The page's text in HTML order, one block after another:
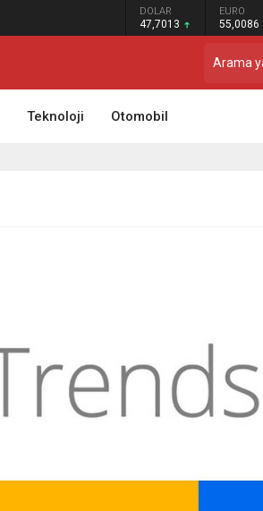
DOLAR
47,7013
EURO
55,0086
Teknoloji Otomobil